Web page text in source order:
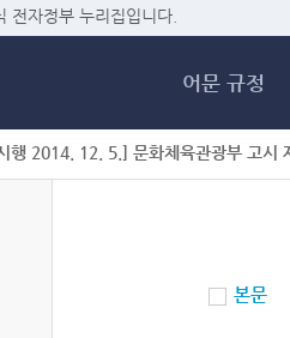
전자정부 누리집입니다.
어문 규정
행 2014. 12. 5.] 문화체육관광부 고
본문